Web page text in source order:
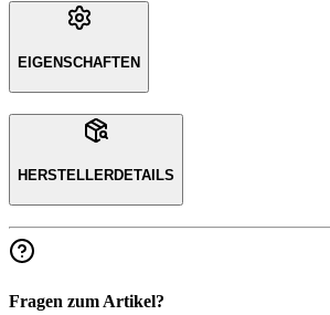
EIGENSCHAFTEN
HERSTELLERDETAILS
Fragen zum Artikel?